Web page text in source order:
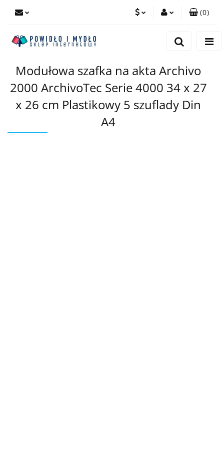
Dodaj zgłoszenie
(0)
Modułowa szafka na akta Archivo
2000 ArchivoTec Serie 4000 34 x 27
x 26 cm Plastikowy 5 szuflady Din
A4